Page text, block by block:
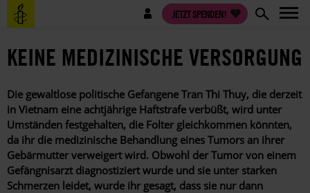
Direkt
zum
Benutzermenü JETZT SPENDEN!
KEINE MEDIZINISCHE VERSORGUNG
Die gewaltlose politische Gefangene Tran Thi Thuy, die derzeit
in Vietnam eine achtjährige Haftstrafe verbüßt, wird unter
Umständen festgehalten, die Folter gleichkommen könnten,
da ihr die medizinische Behandlung eines Tumors an ihrer
Gebärmutter verweigert wird. Obwohl der Tumor von einem
Gefängnisarzt diagnostiziert wurde und sie unter starken
Schmerzen leidet, wurde ihr gesagt, dass sie nur dann